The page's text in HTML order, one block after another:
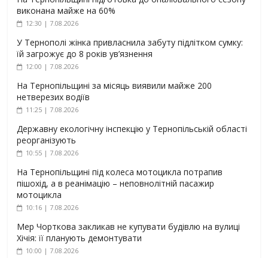
виконана майже на 60%
12:30 | 7.08.2026
У Тернополі жінка привласнила забуту підлітком сумку:
їй загрожує до 8 років ув’язнення
12:00 | 7.08.2026
На Тернопільщині за місяць виявили майже 200
нетверезих водіїв
11:25 | 7.08.2026
Державну екологічну інспекцію у Тернопільській області
реорганізують
10:55 | 7.08.2026
На Тернопільщині під колеса мотоцикла потрапив
пішохід, а в реанімацію – неповнолітній пасажир
мотоцикла
10:16 | 7.08.2026
Мер Чорткова закликав не купувати будівлю на вулиці
Хічія: її планують демонтувати
10:00 | 7.08.2026